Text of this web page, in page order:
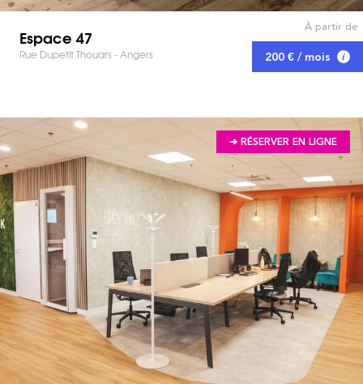
Espace 47
Rue Dupetit Thouars - Angers
À partir de
200 € / mois
➔ RÉSERVER EN LIGNE